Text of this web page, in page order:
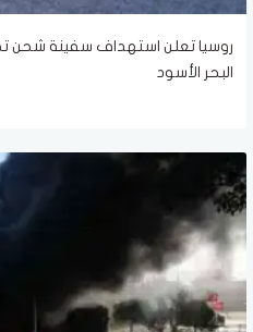
روسيا تعلن استهداف سفينة شحن
البحر الأسود